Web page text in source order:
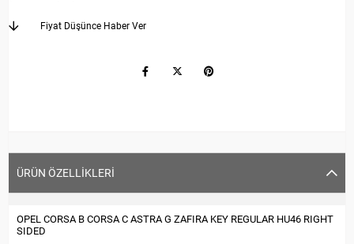
Fiyat Düşünce Haber Ver
ÜRÜN ÖZELLIKLERI
OPEL CORSA B CORSA C ASTRA G ZAFIRA KEY REGULAR HU46 RIGHT
SIDED